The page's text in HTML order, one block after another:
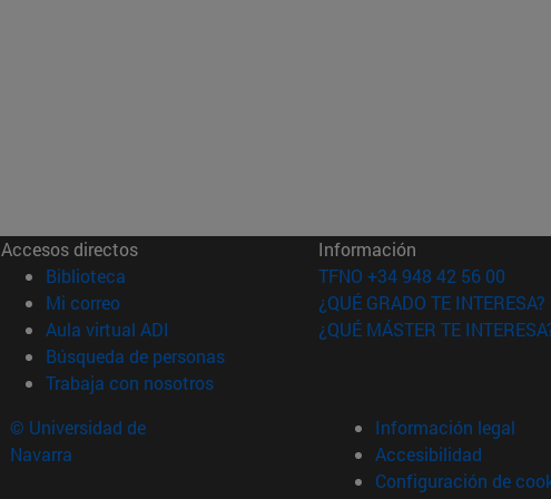
Accesos directos
Biblioteca (abre en nueva ventana)
Mi correo(abre en nueva ventana)
Aula virtual ADI (abre en nueva ventana)
Búsqueda de personas(abre en nueva ventana)
Trabaja con nosotros(abre en nueva ventana)
Información
TFNO +34 948 42 56 00
¿QUÉ GRADO TE INTERESA?
¿QUÉ MÁSTER TE
© Universidad de
Navarra
Información legal
Accesibilidad
Configuración de